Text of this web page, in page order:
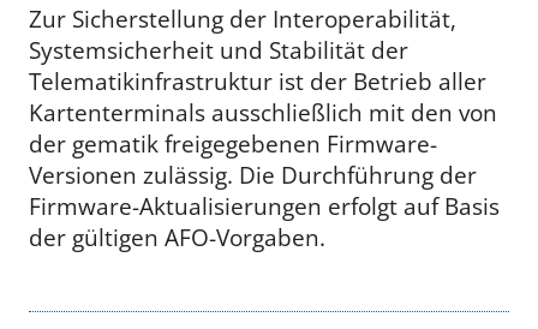
Zur Sicherstellung der Interoperabilität,
Systemsicherheit und Stabilität der
Telematikinfrastruktur ist der Betrieb aller
Kartenterminals ausschließlich mit den von
der gematik freigegebenen Firmware-
Versionen zulässig. Die Durchführung der
Firmware-Aktualisierungen erfolgt auf Basis
der gültigen AFO-Vorgaben.